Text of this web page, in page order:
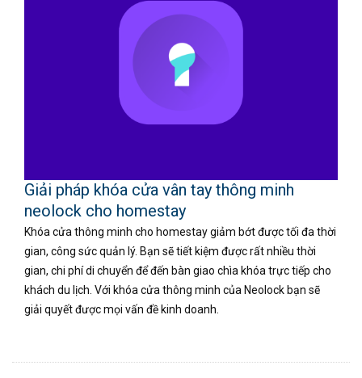
Giải pháp khóa cửa vân tay thông minh
neolock cho homestay
Khóa cửa thông minh cho homestay giảm bớt được tối đa thời
gian, công sức quản lý. Bạn sẽ tiết kiệm được rất nhiều thời
gian, chi phí di chuyển để đến bàn giao chìa khóa trực tiếp cho
khách du lịch. Với khóa cửa thông minh của Neolock bạn sẽ
giải quyết được mọi vấn đề kinh doanh.